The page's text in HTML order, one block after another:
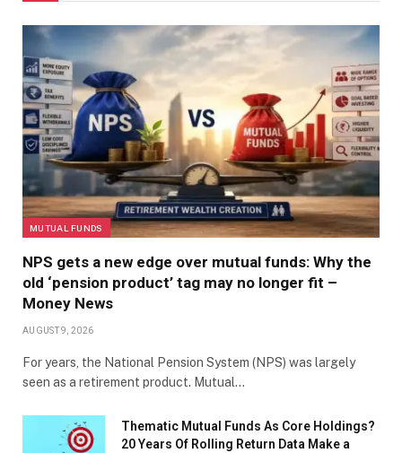
MUTUAL FUNDS
NPS gets a new edge over mutual funds: Why the
old ‘pension product’ tag may no longer fit –
Money News
AUGUST 9, 2026
For years, the National Pension System (NPS) was largely
seen as a retirement product. Mutual…
Thematic Mutual Funds As Core Holdings?
20 Years Of Rolling Return Data Make a